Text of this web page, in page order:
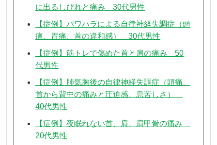
に出るしびれと痛み 30代男性
【症例】パワハラによる自律神経失調症（頭
痛、胃痛、首の違和感） 30代男性
【症例】筋トレで傷めた首と肩の痛み 50
代男性
【症例】肺気胸後の自律神経失調症（頭痛、
首から背中の痛みと圧迫感、息苦しさ）
40代男性
【症例】夜眠れない首、肩、肩甲骨の痛み
20代男性